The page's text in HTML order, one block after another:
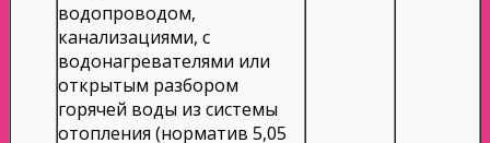
водопроводом,
канализациями, с
водонагревателями или
открытым разбором
горячей воды из системы
отопления (норматив 5,05